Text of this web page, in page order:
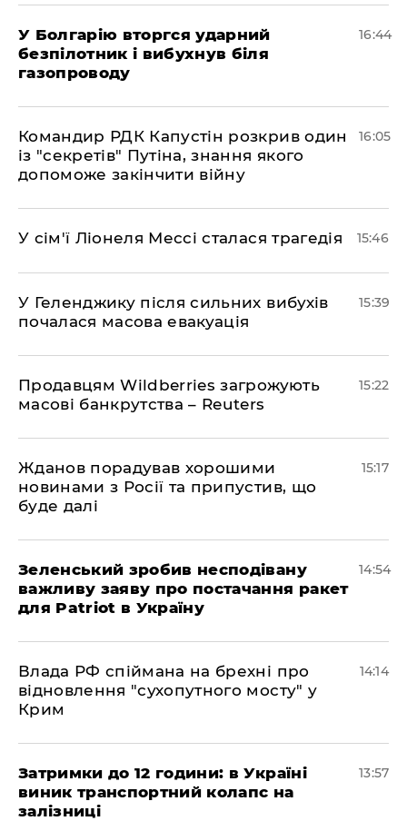
У Болгарію вторгся ударний
безпілотник і вибухнув біля
газопроводу
16:44
Командир РДК Капустін розкрив один
із "секретів" Путіна, знання якого
допоможе закінчити війну
16:05
У сім'ї Ліонеля Мессі сталася трагедія 15:46
У Геленджику після сильних вибухів
почалася масова евакуація
15:39
Продавцям Wildberries загрожують
масові банкрутства – Reuters
15:22
Жданов порадував хорошими
новинами з Росії та припустив, що
буде далі
15:17
Зеленський зробив несподівану
важливу заяву про постачання ракет
для Patriot в Україну
14:54
Влада РФ спіймана на брехні про
відновлення "сухопутного мосту" у
Крим
14:14
Затримки до 12 години: в Україні
виник транспортний колапс на
залізниці
13:57